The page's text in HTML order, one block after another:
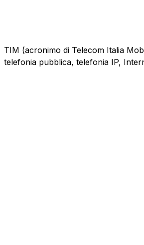
TIM (acronimo di Telecom Italia
telefonia pubblica, telefonia IP,